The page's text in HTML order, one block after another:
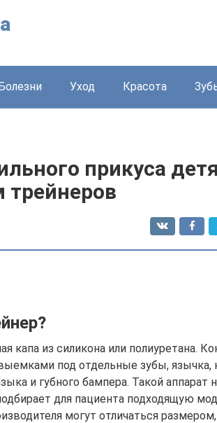
Уход Красота
прикуса
трейнеров
капа из силикона или полиуретана.
под отдельные зубы, язычка,
и губного бампера. Такой аппарат
для пациента подходящую
могут отличаться